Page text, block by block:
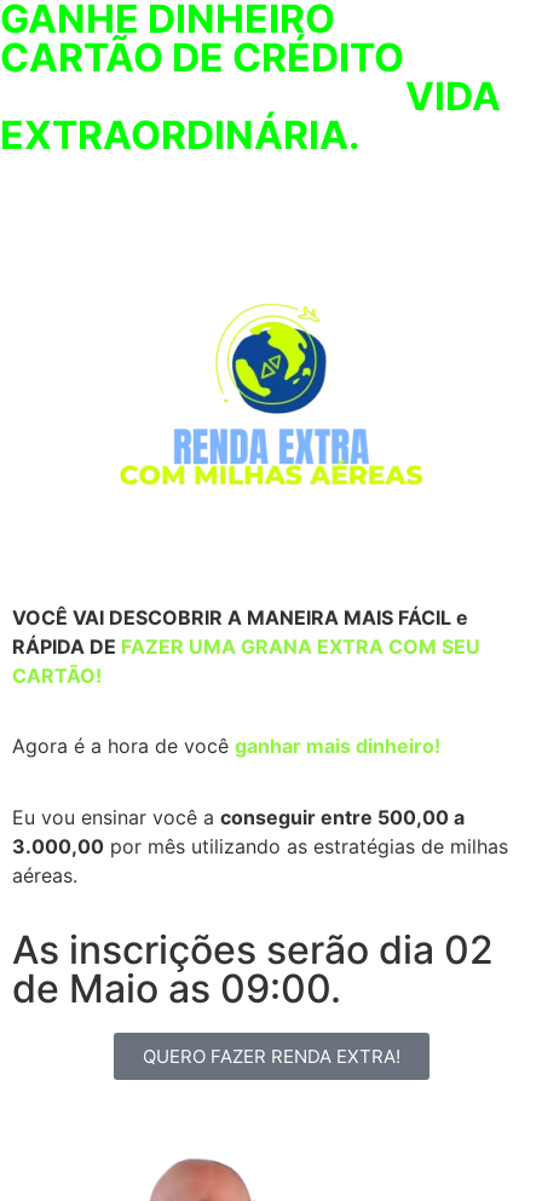
GANHE DINHEIRO
CARTÃO DE CRÉDITO
VIDA
EXTRAORDINÁRIA.
VOCÊ VAI DESCOBRIR A MANEIRA MAIS FÁCIL e
RÁPIDA DE FAZER UMA GRANA EXTRA COM SEU
CARTÃO!
Agora é a hora de você ganhar mais dinheiro!
Eu vou ensinar você a conseguir entre 500,00 a
3.000,00 por mês utilizando as estratégias de milhas
aéreas.
As inscrições serão dia 02
de Maio as 09:00.
QUERO FAZER RENDA EXTRA!